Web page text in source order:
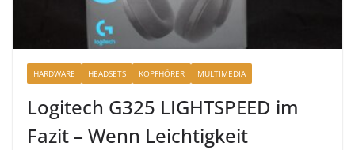
HARDWARE HEADSETS KOPFHÖRER MULTIMEDIA
Logitech G325 LIGHTSPEED im
Fazit – Wenn Leichtigkeit